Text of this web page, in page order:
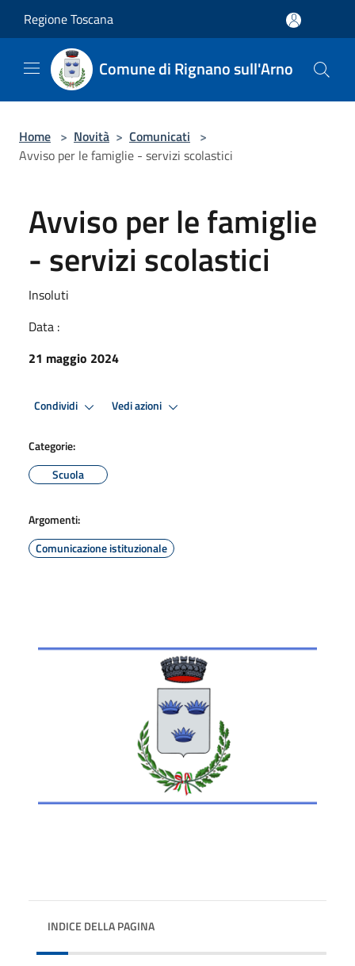
Regione Toscana
Comune di Rignano sull'Arno
Home > Novità > Comunicati >
Avviso per le famiglie - servizi scolastici
Avviso per le famiglie
- servizi scolastici
Insoluti
Data :
21 maggio 2024
Condividi Vedi azioni
Categorie:
Scuola
Argomenti:
Comunicazione istituzionale
INDICE DELLA PAGINA